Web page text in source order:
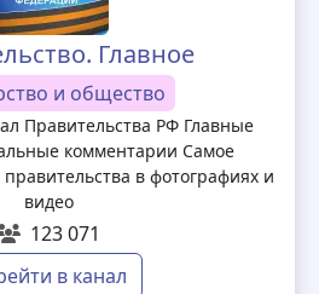
Главное
и общество
Правительства РФ Главные
комментарии Самое
в фотографиях и
видео
123 071
в канал